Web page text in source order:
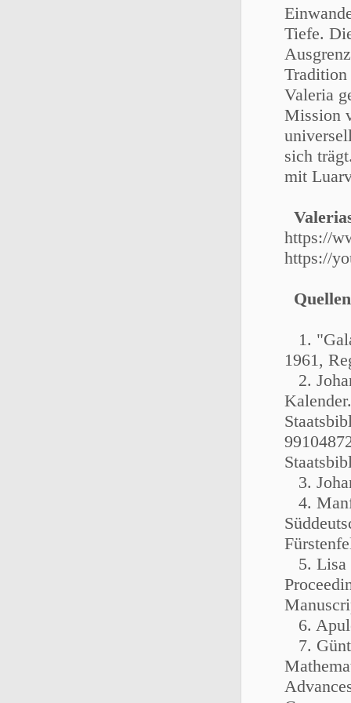
Tiefe.
Valeria
Mission
sich
mit
https://
https://
1.
1961,
2.
3.
4.
5. Lisa
6.
7.